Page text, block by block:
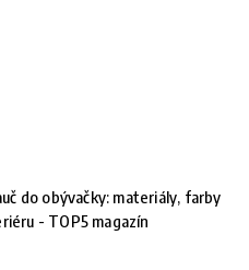
do obývačky: materiály, farby
- TOP5 magazín